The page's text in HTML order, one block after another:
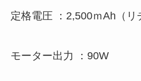
定格電圧 ：2,500ｍAh（リ
モーター出力 ：90W